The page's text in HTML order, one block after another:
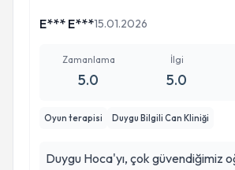
E*** E***15.01.2026
Zamanlama
5.0
İlgi
5.0
Oyun terapisi Duygu Bilgili Can Kliniği
Duygu Hoca'yı, çok güvendiğimiz